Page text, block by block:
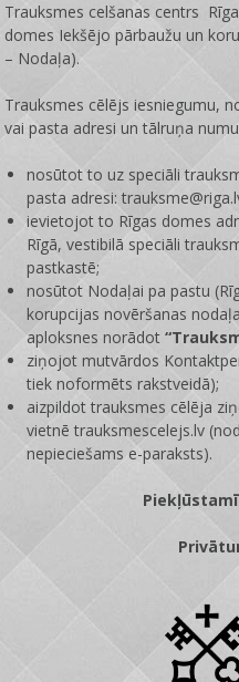
Trauksmes celšanas centrs
domes Iekšējo pārbaužu un
– Nodaļa).
Trauksmes cēlējs iesniegumu,
vai pasta adresi un tālruņa
nosūtot to uz speciāli
pasta adresi:
ievietojot to Rīgas domes
Rīgā, vestibilā speciāli
pastkastē;
nosūtot Nodaļai pa pastu
korupcijas novēršanas
aploksnes norādot
ziņojot mutvārdos
tiek noformēts rakstveidā);
aizpildot trauksmes cēlēja
vietnētrauksmescelejs.lv
nepieciešams e-paraksts).